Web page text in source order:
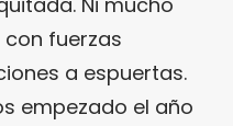
fuerzas
a espuertas.
empezado el año